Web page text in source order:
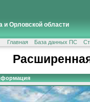
и Орловской области
Главная База данных ПС